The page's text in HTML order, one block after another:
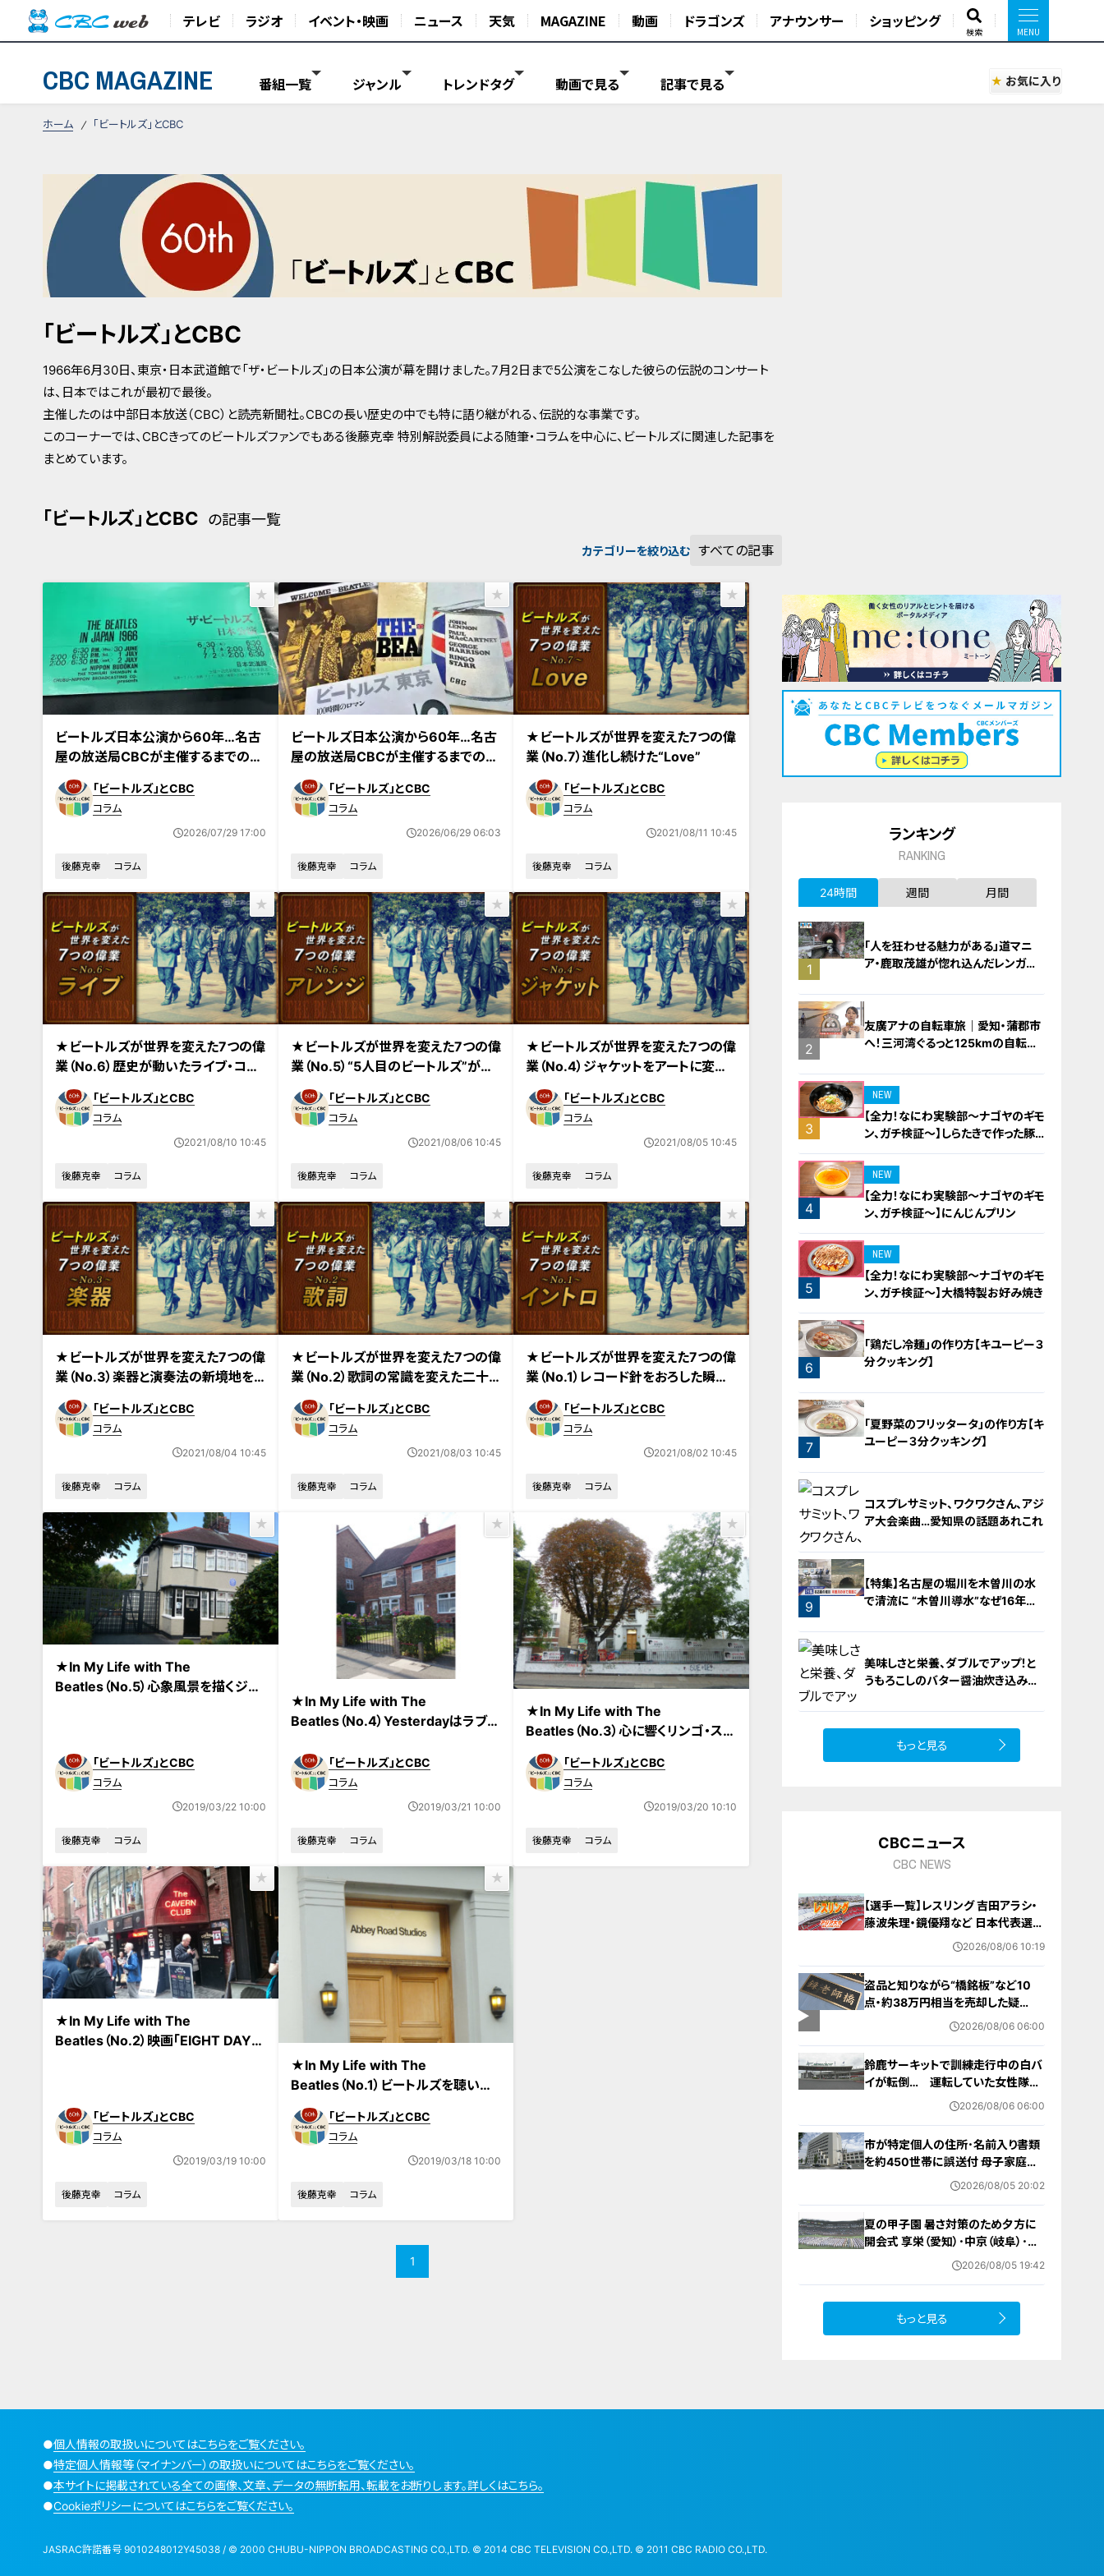
テレビ ラジオ イベント・映画 ニュース 天気 MAGAZINE 動画 ドラゴンズ アナウンサー ショッピング
検索
CBC MAGAZINE 番組一覧 ジャンル トレンドタグ 動画で見る 記事で見る お気に入り
ホーム 「ビートルズ」とCBC
「ビートルズ」とCBC
1966年6月30日、東京・日本武道館で「ザ・ビートルズ」の日本公演が幕を開けました。7月2日まで5公演をこなした彼らの伝説のコンサート
は、日本ではこれが最初で最後。
主催したのは中部日本放送（CBC）と読売新聞社。CBCの長い歴史の中でも特に語り継がれる、伝説的な事業です。
このコーナーでは、CBCきってのビートルズファンでもある後藤克幸 特別解説委員による随筆・コラムを中心に、ビートルズに関連した記事を
まとめています。
「ビートルズ」とCBC の記事一覧
カテゴリーを絞り込む
ビートルズ日本公演から60年…名古
屋の放送局CBCが主催するまでの舞
台裏(2)
「ビートルズ」とCBC
コラム
2026/07/29 17:00
後藤克幸 コラム
ビートルズ日本公演から60年…名古
屋の放送局CBCが主催するまでの舞
台裏(1)
「ビートルズ」とCBC
コラム
2026/06/29 06:03
後藤克幸 コラム
★ビートルズが世界を変えた7つの偉
業（No.7）進化し続けた“Love”
「ビートルズ」とCBC
コラム
2021/08/11 10:45
後藤克幸 コラム
★ビートルズが世界を変えた7つの偉
業（No.6）歴史が動いたライブ・コン
サート
「ビートルズ」とCBC
コラム
2021/08/10 10:45
後藤克幸 コラム
★ビートルズが世界を変えた7つの偉
業（No.5）“5人目のビートルズ”がロ
ックバンドの常識を変えた！
「ビートルズ」とCBC
コラム
2021/08/06 10:45
後藤克幸 コラム
★ビートルズが世界を変えた7つの偉
業（No.4）ジャケットをアートに変え
た！
「ビートルズ」とCBC
コラム
2021/08/05 10:45
後藤克幸 コラム
★ビートルズが世界を変えた7つの偉
業（No.3）楽器と演奏法の新境地を
開いたパイオニア
「ビートルズ」とCBC
コラム
2021/08/04 10:45
後藤克幸 コラム
★ビートルズが世界を変えた7つの偉
業（No.2）歌詞の常識を変えた二十
歳代の感性
「ビートルズ」とCBC
コラム
2021/08/03 10:45
後藤克幸 コラム
★ビートルズが世界を変えた7つの偉
業（No.1）レコード針をおろした瞬間
の常識を変えた！
「ビートルズ」とCBC
コラム
2021/08/02 10:45
後藤克幸 コラム
★In My Life with The
Beatles（No.5）心象風景を描くジョ
「ビートルズ」とCBC
コラム
2019/03/22 10:00
後藤克幸 コラム
★In My Life with The
Beatles（No.4）Yesterdayはラブソ
「ビートルズ」とCBC
コラム
2019/03/21 10:00
後藤克幸 コラム
★In My Life with The
Beatles（No.3）心に響くリンゴ・スタ
ーのリズム
「ビートルズ」とCBC
コラム
2019/03/20 10:10
後藤克幸 コラム
★In My Life with The
Beatles（No.2）映画「EIGHT DAYS
「ビートルズ」とCBC
コラム
2019/03/19 10:00
後藤克幸 コラム
★In My Life with The
Beatles（No.1）ビートルズを聴いて
涙腺がゆるんだ・・・何年ぶりだろう？
「ビートルズ」とCBC
コラム
2019/03/18 10:00
後藤克幸 コラム
1
ランキング
RANKING
24時間 週間 月間
1
「人を狂わせる魅力がある」道マニ
ア・鹿取茂雄が惚れ込んだレンガの
2
友廣アナの自転車旅｜愛知・蒲郡市
へ！三河湾ぐるっと125kmの自転車
3
NEW
【全力！なにわ実験部～ナゴヤのギモ
ン、ガチ検証～】しらたきで作った豚
バラミンチの油そば
4
NEW
【全力！なにわ実験部～ナゴヤのギモ
ン、ガチ検証～】にんじんプリン
5
NEW
【全力！なにわ実験部～ナゴヤのギモ
ン、ガチ検証～】大橋特製お好み焼き
6
「鶏だし冷麺」の作り方【キユーピー３
分クッキング】
7
「夏野菜のフリッタータ」の作り方【キ
ユーピー３分クッキング】
8
コスプレサミット、ワクワクさん、アジ
ア大会楽曲…愛知県の話題あれこれ
9
【特集】名古屋の堀川を木曽川の水
で清流に “木曽川導水”なぜ16年ぶ
美味しさと栄養、ダブルでアップ！と
うもろこしのバター醤油炊き込みご
もっと見る
CBCニュース
CBC NEWS
【選手一覧】レスリング 吉田アラシ・
藤波朱理・鏡優翔など 日本代表選手
【アジア大会 愛知･名古屋 2026】
2026/08/06 10:19
盗品と知りながら“橋銘板”など10
点・約38万円相当を売却した疑
い… 無職の男（63）を逮捕 「知り
2026/08/06 06:00
鈴鹿サーキットで訓練走行中の白バ
イが転倒… 運転していた女性隊員
（20代）が頭を打つなどして重傷
2026/08/06 06:00
市が特定個人の住所･名前入り書類
を約450世帯に誤送付 母子家庭が
医療助成費受ける更新手続きの“見
2026/08/05 20:02
夏の甲子園 暑さ対策のため夕方に
開会式 享栄（愛知）･中京（岐阜）･三
重（三重）の球児たちも晴れやかな表
2026/08/05 19:42
もっと見る
●個人情報の取扱いについてはこちらをご覧ください。
●特定個人情報等（マイナンバー）の取扱いについてはこちらをご覧ください。
●本サイトに掲載されている全ての画像、文章、データの無断転用、転載をお断りします。詳しくはこちら。
●Cookieポリシーについてはこちらをご覧ください。
JASRAC許諾番号 9010248012Y45038 / © 2000 CHUBU-NIPPON BROADCASTING CO.,LTD. © 2014 CBC TELEVISION CO.,LTD. © 2011 CBC RADIO CO.,LTD.